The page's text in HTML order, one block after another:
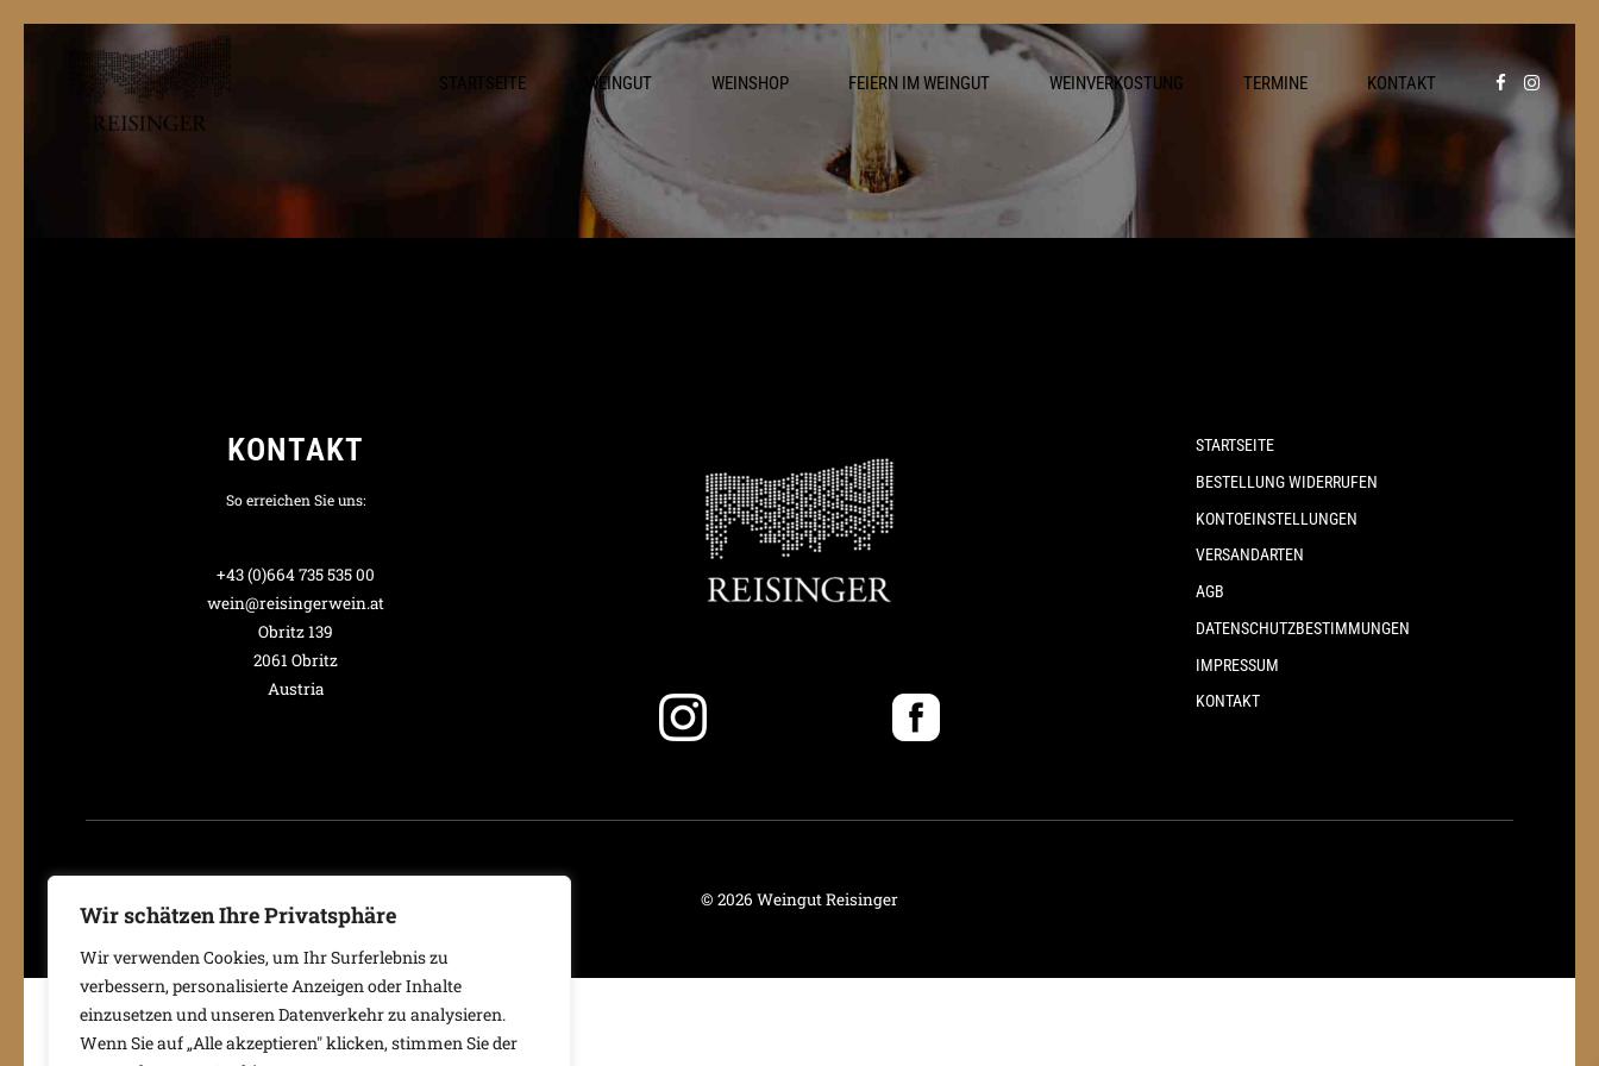
Wir schätzen Ihre Privatsphäre
Wir verwenden Cookies, um Ihr Surferlebnis zu
verbessern, personalisierte Anzeigen oder Inhalte
einzusetzen und unseren Datenverkehr zu analysieren.
Wenn Sie auf „Alle akzeptieren" klicken, stimmen Sie der
STARTSEITE WEINGUT WEINSHOP FEIERN IM WEINGUT WEINVERKOSTUNG TERMINE KONTAKT
KONTAKT
So erreichen Sie uns:
+43 (0)664 735 535 00
wein@reisingerwein.at
Obritz 139
2061 Obritz
Austria
STARTSEITE
BESTELLUNG WIDERRUFEN
KONTOEINSTELLUNGEN
VERSANDARTEN
AGB
DATENSCHUTZBESTIMMUNGEN
IMPRESSUM
KONTAKT
© 2026 Weingut Reisinger